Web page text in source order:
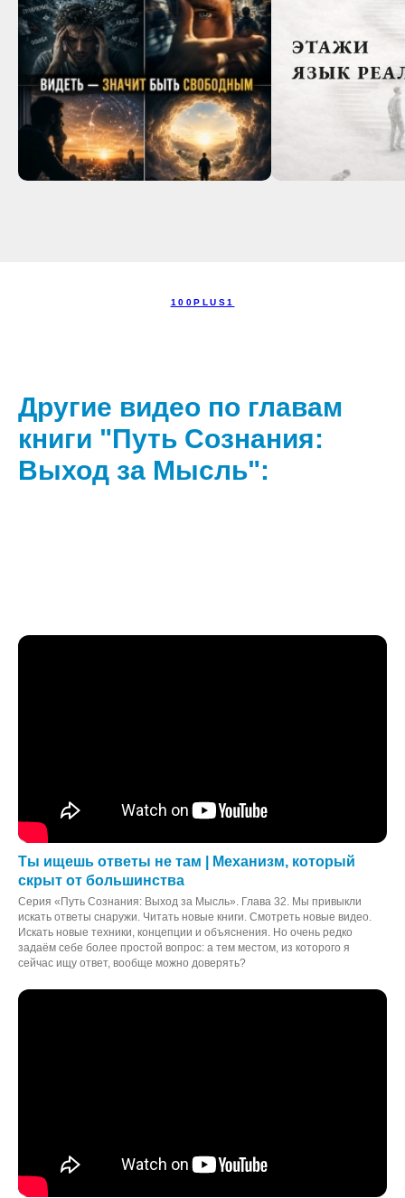
100PLUS1
Другие видео по главам
книги "Путь Сознания:
Выход за Мысль":
Ты ищешь ответы не там | Механизм, который
скрыт от большинства
Серия «Путь Сознания: Выход за Мысль». Глава 32. Мы привыкли
искать ответы снаружи. Читать новые книги. Смотреть новые видео.
Искать новые техники, концепции и объяснения. Но очень редко
задаём себе более простой вопрос: а тем местом, из которого я
сейчас ищу ответ, вообще можно доверять?